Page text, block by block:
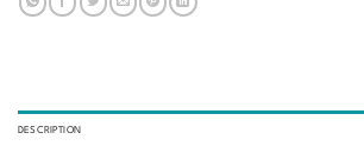
DESCRIPTION